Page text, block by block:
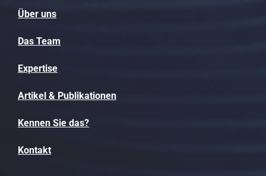
Über uns
Das Team
Expertise
Artikel & Publikationen
Kennen Sie das?
Kontakt